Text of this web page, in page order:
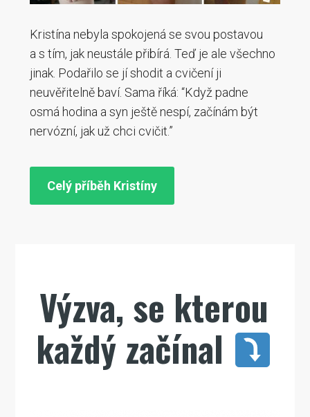
Kristína nebyla spokojená se svou postavou
a s tím, jak neustále přibírá. Teď je ale všechno
jinak. Podařilo se jí shodit a cvičení ji
neuvěřitelně baví. Sama říká: “Když padne
osmá hodina a syn ještě nespí, začínám být
nervózní, jak už chci cvičit.”
Celý příběh Kristíny
Výzva, se kterou
každý začínal